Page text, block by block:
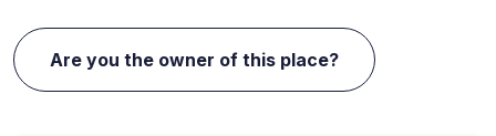
Are you the owner of this place?